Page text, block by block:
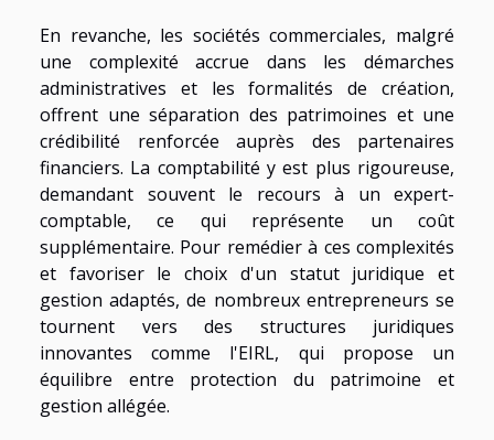
En revanche, les sociétés commerciales, malgré
une complexité accrue dans les démarches
administratives et les formalités de création,
offrent une séparation des patrimoines et une
crédibilité renforcée auprès des partenaires
financiers. La comptabilité y est plus rigoureuse,
demandant souvent le recours à un expert-
comptable, ce qui représente un coût
supplémentaire. Pour remédier à ces complexités
et favoriser le choix d'un statut juridique et
gestion adaptés, de nombreux entrepreneurs se
tournent vers des structures juridiques
innovantes comme l'EIRL, qui propose un
équilibre entre protection du patrimoine et
gestion allégée.